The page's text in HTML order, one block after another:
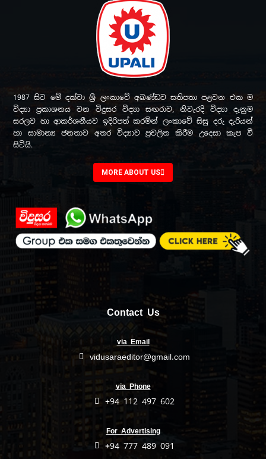
1987 සිට මේ දක්වා ශ්‍රී ලංකාවේ අඛණ්ඩව සතිපතා පළවන එක ම
විද්‍යා ප්‍රකාශනය වන විදුසර විද්‍යා සඟරාව, නිවැරදි විද්‍යා දැනුම
සරලව හා ආකර්ශනීයව ඉදිරිපත් කරමින් ලංකාවේ සිසු දරු දැරියන්
හා සාමාන්‍ය ජනතාව අතර විද්‍යාව ප්‍රචලිත කිරීම උදෙසා කැප වී
සිටියි.
MORE ABOUT US
Contact Us
via Email
vidusaraeditor@gmail.com
via Phone
+94 112 497 602
For Advertising
+94 777 489 091